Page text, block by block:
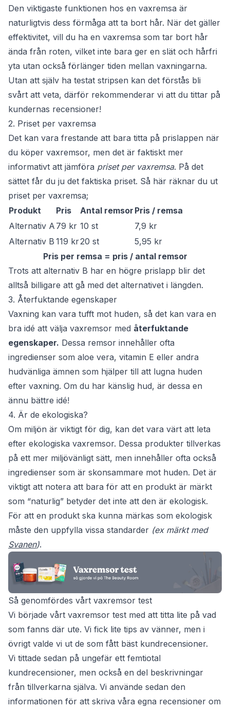
Den viktigaste funktionen hos en vaxremsa är
naturligtvis dess förmåga att ta bort hår. När det gäller
effektivitet, vill du ha en vaxremsa som tar bort hår
ända från roten, vilket inte bara ger en slät och hårfri
yta utan också förlänger tiden mellan vaxningarna.
Utan att själv ha testat stripsen kan det förstås bli
svårt att veta, därför rekommenderar vi att du tittar på
kundernas recensioner!
2. Priset per vaxremsa
Det kan vara frestande att bara titta på prislappen när
du köper vaxremsor, men det är faktiskt mer
informativt att jämföra priset per vaxremsa. På det
sättet får du ju det faktiska priset. Så här räknar du ut
priset per vaxremsa;
Produkt
Pris Antal remsor Pris / remsa
Alternativ A 79 kr 10 st
7,9 kr
Alternativ B 119 kr20 st
5,95 kr
Pris per remsa = pris / antal remsor
Trots att alternativ B har en högre prislapp blir det
alltså billigare att gå med det alternativet i längden.
3. Återfuktande egenskaper
Vaxning kan vara tufft mot huden, så det kan vara en
bra idé att välja vaxremsor med återfuktande
egenskaper. Dessa remsor innehåller ofta
ingredienser som aloe vera, vitamin E eller andra
hudvänliga ämnen som hjälper till att lugna huden
efter vaxning. Om du har känslig hud, är dessa en
ännu bättre idé!
4. Är de ekologiska?
Om miljön är viktigt för dig, kan det vara värt att leta
efter ekologiska vaxremsor. Dessa produkter tillverkas
på ett mer miljövänligt sätt, men innehåller ofta också
ingredienser som är skonsammare mot huden. Det är
viktigt att notera att bara för att en produkt är märkt
som “naturlig” betyder det inte att den är ekologisk.
För att en produkt ska kunna märkas som ekologisk
måste den uppfylla vissa standarder (ex märkt med
Svanen).
Så genomfördes vårt vaxremsor test
Vi började vårt vaxremsor test med att titta lite på vad
som fanns där ute. Vi fick lite tips av vänner, men i
övrigt valde vi ut de som fått bäst kundrecensioner.
Vi tittade sedan på ungefär ett femtiotal
kundrecensioner, men också en del beskrivningar
från tillverkarna själva. Vi använde sedan den
informationen för att skriva våra egna recensioner om